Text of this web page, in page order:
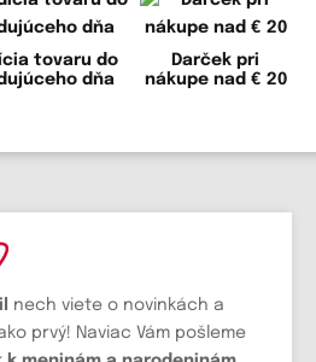
tovaru do
dňa
Darček pri
nákupe nad € 20
nech viete o novinkách a
prvý! Naviac Vám pošleme